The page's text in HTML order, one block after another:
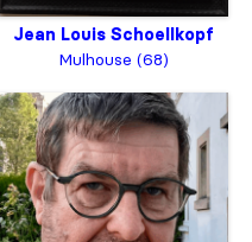
Jean Louis Schoellkopf
Mulhouse (68)